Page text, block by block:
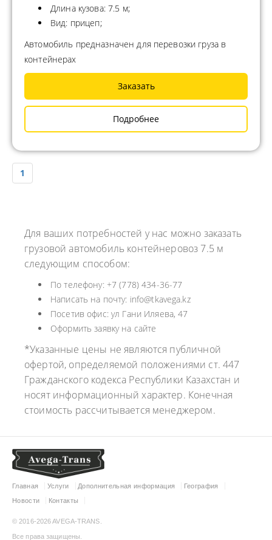
Длина кузова: 7.5 м;
Вид: прицеп;
Автомобиль предназначен для перевозки груза в
контейнерах
Заказать
Подробнее
1
Для ваших потребностей у нас можно заказать
грузовой автомобиль контейнеровоз 7.5 м
следующим способом:
По телефону: +7 (778) 434-36-77
Написать на почту: info@tkavega.kz
Посетив офис: ул Гани Иляева, 47
Оформить заявку на сайте
*Указанные цены не являются публичной
офертой, определяемой положениями ст. 447
Гражданского кодекса Республики Казахстан и
носят информационный характер. Конечная
стоимость рассчитывается менеджером.
Главная Услуги Дополнительная информация
География
Новости
Контакты
© 2016-2026 AVEGA-TRANS.
Все права защищены.